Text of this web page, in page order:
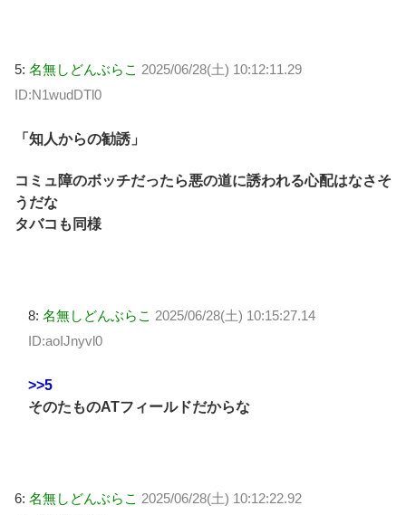
5: 名無しどんぶらこ 2025/06/28(土) 10:12:11.29
ID:N1wudDTl0
「知人からの勧誘」
コミュ障のボッチだったら悪の道に誘われる心配はなさそ
うだな
タバコも同様
8: 名無しどんぶらこ 2025/06/28(土) 10:15:27.14
ID:aoIJnyvl0
>>5
そのたものATフィールドだからな
6: 名無しどんぶらこ 2025/06/28(土) 10:12:22.92